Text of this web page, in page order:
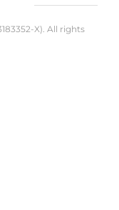
X). All rights